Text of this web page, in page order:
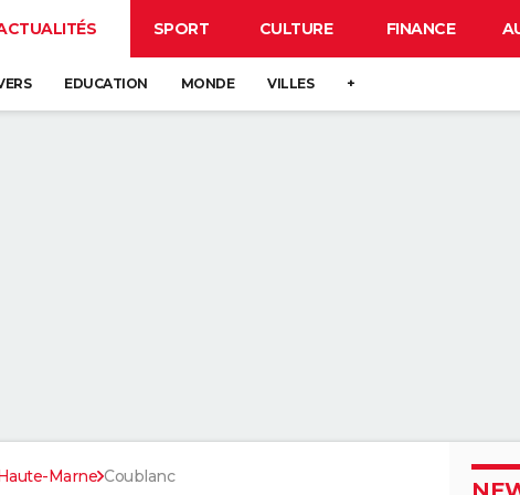
SPORT CULTURE FINANCE
EDUCATION MONDE VILLES +
Marne Coublanc